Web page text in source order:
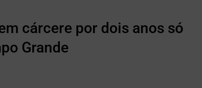
cárcere por dois anos só
Grande